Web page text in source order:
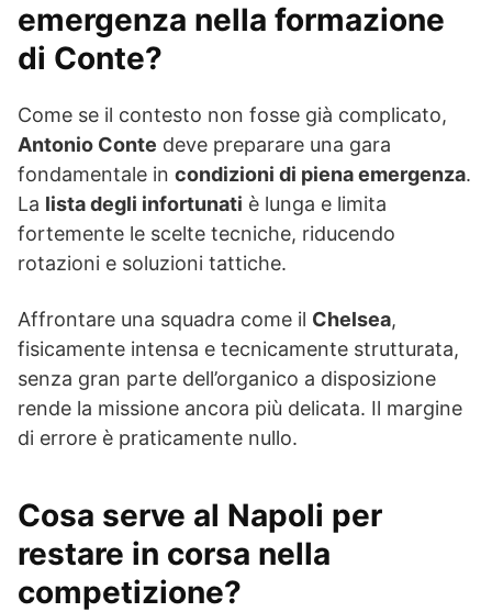
emergenza nella formazione
di Conte?
Come se il contesto non fosse già complicato,
Antonio Conte deve preparare una gara
fondamentale in condizioni di piena emergenza.
La lista degli infortunati è lunga e limita
fortemente le scelte tecniche, riducendo
rotazioni e soluzioni tattiche.
Affrontare una squadra come il Chelsea,
fisicamente intensa e tecnicamente strutturata,
senza gran parte dell’organico a disposizione
rende la missione ancora più delicata. Il margine
di errore è praticamente nullo.
Cosa serve al Napoli per
restare in corsa nella
competizione?